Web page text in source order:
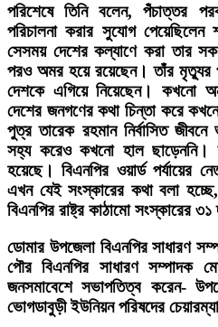
পরিশেষে তিনি বলেন, পঁচাত্তর
পরিচালনা করার সুযোগ পেয়েছিলেন
সেসময় দেশের কল্যাণে করা তার
পরও অমর হয়ে রয়েছেন। তাঁর মৃত্যুর
দেশকে এগিয়ে নিয়েছেন। কখনো
দেশের জনগণের কথা চিন্তা করে
পুত্র তারেক রহমান নির্বাসিত
সহ্য করেও কখনো হাল ছাড়েননি।
হয়েছে। বিএনপির ওয়ার্ড পর্যায়ের
এখন যেই সংস্কারের কথা বলা
বিএনপির রাষ্ট্র কাঠামো সংস্কারের
ডোমার উপজেলা বিএনপির সাধারণ
পৌর বিএনপির সাধারণ সম্পাদক
জনসমাবেশে সভাপতিত্ব করেন-
ভোগডাবুড়ী ইউনিয়ন পরিষদের